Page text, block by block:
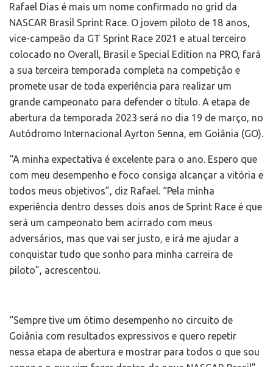
Rafael Dias é mais um nome confirmado no grid da
NASCAR Brasil Sprint Race. O jovem piloto de 18 anos,
vice-campeão da GT Sprint Race 2021 e atual terceiro
colocado no Overall, Brasil e Special Edition na PRO, fará
a sua terceira temporada completa na competição e
promete usar de toda experiência para realizar um
grande campeonato para defender o título. A etapa de
abertura da temporada 2023 será no dia 19 de março, no
Autódromo Internacional Ayrton Senna, em Goiânia (GO).
“A minha expectativa é excelente para o ano. Espero que
com meu desempenho e foco consiga alcançar a vitória e
todos meus objetivos”, diz Rafael. “Pela minha
experiência dentro desses dois anos de Sprint Race é que
será um campeonato bem acirrado com meus
adversários, mas que vai ser justo, e irá me ajudar a
conquistar tudo que sonho para minha carreira de
piloto”, acrescentou.
“Sempre tive um ótimo desempenho no circuito de
Goiânia com resultados expressivos e quero repetir
nessa etapa de abertura e mostrar para todos o que sou